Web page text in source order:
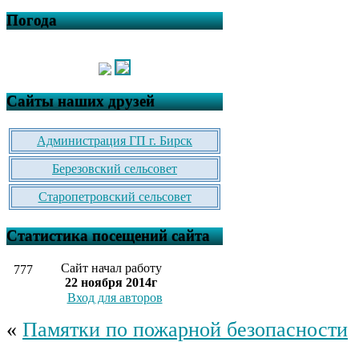
Погода
Сайты наших друзей
Администрация ГП г. Бирск
Березовский сельсовет
Старопетровский сельсовет
Статистика посещений сайта
777
Сайт начал работу
22 ноября 2014г
Вход для авторов
« Памятки по пожарной безопасности